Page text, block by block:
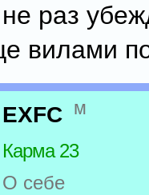
раз
вилами
EXFC м
Карма 23
О себе